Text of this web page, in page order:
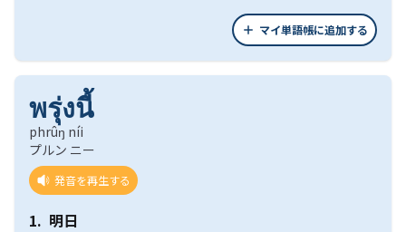
マイ単語帳に追加する
พรุ่งนี้
phrûŋ níi
プルン ニー
発音を再生する
1. 明日